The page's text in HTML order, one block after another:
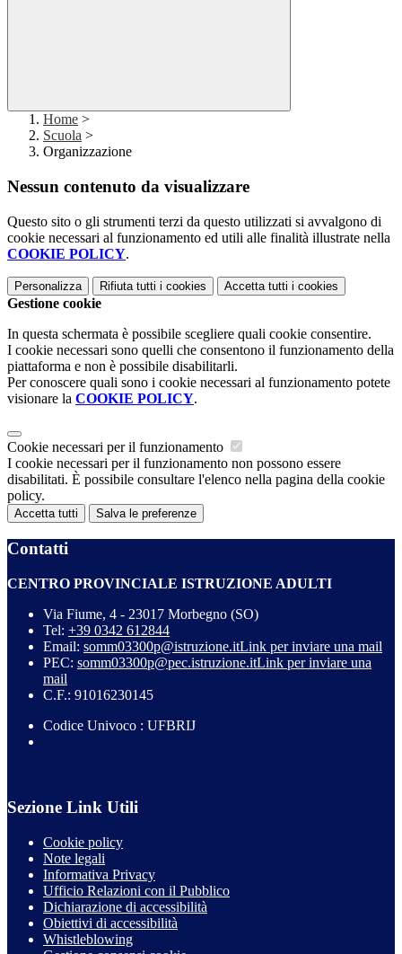
Home >
Scuola >
Organizzazione
Nessun contenuto da visualizzare
Questo sito o gli strumenti terzi da questo utilizzati si avvalgono di
cookie necessari al funzionamento ed utili alle finalità illustrate nella
COOKIE POLICY.
Personalizza Rifiuta tutti i cookies Accetta tutti i cookies
Gestione cookie
In questa schermata è possibile scegliere quali cookie consentire.
I cookie necessari sono quelli che consentono il funzionamento della
piattaforma e non è possibile disabilitarli.
Per conoscere quali sono i cookie necessari al funzionamento potete
visionare la COOKIE POLICY.
Cookie necessari per il funzionamento
I cookie necessari per il funzionamento non possono essere
disabilitati. È possibile consultare l'elenco nella pagina della cookie
policy.
Accetta tutti Salva le preferenze
Contatti
CENTRO PROVINCIALE ISTRUZIONE ADULTI
Via Fiume, 4 - 23017 Morbegno (SO)
Tel: +39 0342 612844
Email: somm03300p@istruzione.itLink per inviare una mail
PEC: somm03300p@pec.istruzione.itLink per inviare una
mail
C.F.: 91016230145
Codice Univoco : UFBRIJ
Sezione Link Utili
Cookie policy
Note legali
Informativa Privacy
Ufficio Relazioni con il Pubblico
Dichiarazione di accessibilità
Obiettivi di accessibilità
Whistleblowing